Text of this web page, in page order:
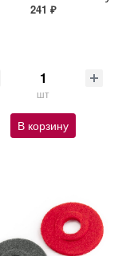
241 ₽
шт
В корзину